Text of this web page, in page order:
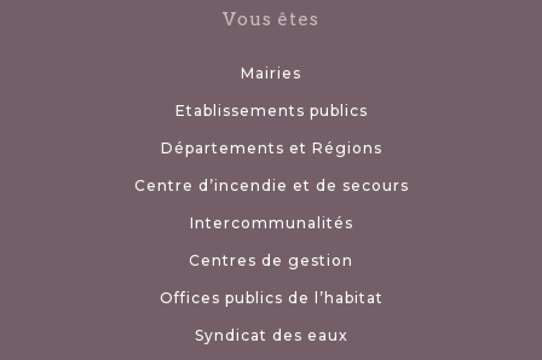
Vous êtes
Mairies
Etablissements publics
Départements et Régions
Centre d’incendie et de secours
Intercommunalités
Centres de gestion
Offices publics de l’habitat
Syndicat des eaux